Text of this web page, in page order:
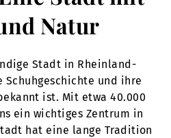
Natur
Stadt in Rheinland-
und ihre
ist. Mit etwa 40.000
ein wichtiges Zentrum in
hat eine lange Tradition